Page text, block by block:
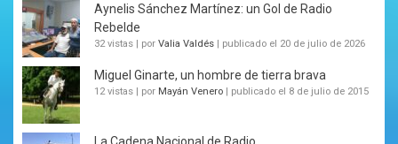
Aynelis Sánchez Martínez: un Gol de Radio
Rebelde
32 vistas | por Valia Valdés | publicado el 20 de julio de 2026
Miguel Ginarte, un hombre de tierra brava
12 vistas | por Mayán Venero | publicado el 8 de julio de 2015